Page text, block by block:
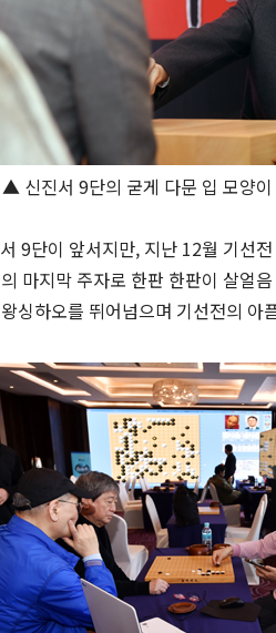
▲ 신진서 9단의 굳게 다문 입 모양
9단이 앞서지만, 지난 12월 기선
마지막 주자로 한판 한판이 살얼
싱하오를 뛰어넘으며 기선전의